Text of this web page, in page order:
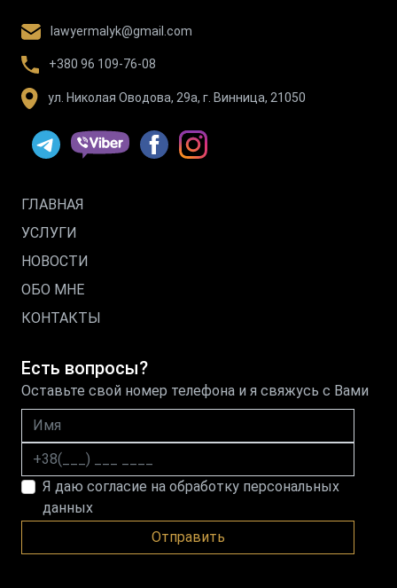
lawyermalyk@gmail.com
+380 96 109-76-08
ул. Николая Оводова, 29а, г. Винница, 21050
ГЛАВНАЯ
УСЛУГИ
НОВОСТИ
ОБО МНЕ
КОНТАКТЫ
Есть вопросы?
Оставьте свой номер телефона и я свяжусь с Вами
Имя
Номер телефона
Я даю согласие на обработку персональных
данных
Отправить